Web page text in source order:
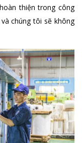
thiện trong công
chúng tôi sẽ không